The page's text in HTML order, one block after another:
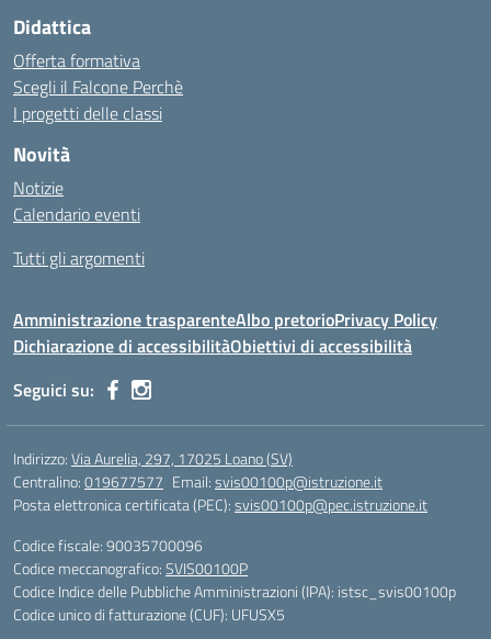
Didattica
Offerta formativa
Scegli il Falcone Perchè
I progetti delle classi
Novità
Notizie
Calendario eventi
Tutti gli argomenti
Amministrazione trasparenteAlbo pretorioPrivacy Policy
Dichiarazione di accessibilitàObiettivi di accessibilità
Seguici su:
Indirizzo:Via Aurelia, 297, 17025 Loano (SV)
Centralino:019677577 Email:svis00100p@istruzione.it
Posta elettronica certificata (PEC):svis00100p@pec.istruzione.it
Codice fiscale: 90035700096
Codice meccanografico:SVIS00100P
Codice Indice delle Pubbliche Amministrazioni (IPA): istsc_svis00100p
Codice unico di fatturazione (CUF): UFUSX5